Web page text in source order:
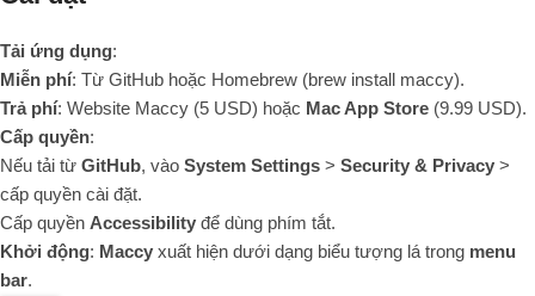
Tải ứng dụng:
Miễn phí: Từ GitHub hoặc Homebrew (brew install maccy).
Trả phí: Website Maccy (5 USD) hoặc Mac App Store (9.99 USD).
Cấp quyền:
Nếu tải từ GitHub, vào System Settings > Security & Privacy >
cấp quyền cài đặt.
Cấp quyền Accessibility để dùng phím tắt.
Khởi động: Maccy xuất hiện dưới dạng biểu tượng lá trong menu
bar.